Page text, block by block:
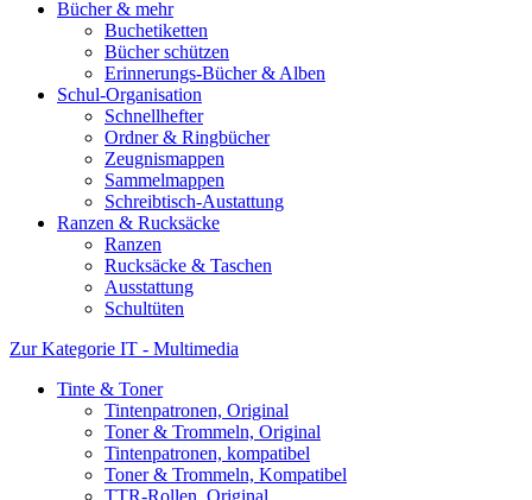
Bücher & mehr
Buchetiketten
Bücher schützen
Erinnerungs-Bücher & Alben
Schul-Organisation
Schnellhefter
Ordner & Ringbücher
Zeugnismappen
Sammelmappen
Schreibtisch-Austattung
Ranzen & Rucksäcke
Ranzen
Rucksäcke & Taschen
Ausstattung
Schultüten
Zur Kategorie IT - Multimedia
Tinte & Toner
Tintenpatronen, Original
Toner & Trommeln, Original
Tintenpatronen, kompatibel
Toner & Trommeln, Kompatibel
TTR-Rollen, Original